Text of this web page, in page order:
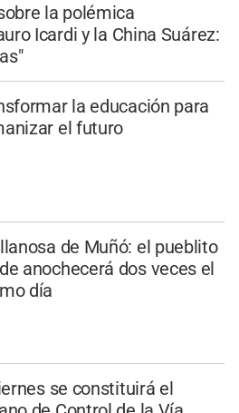
la polémica
Icardi y la China Suárez:
la educación para
el futuro
de Muñó: el pueblito
anochecerá dos veces el
día
se constituirá el